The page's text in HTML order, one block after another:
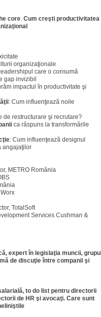
core. Cum creşti productivitatea
organizaţionale
care o consumă
gap invizibil
impactul în productivitate şi
: Cum influenţează noile
de restructurare şi recrutare?
ca răspuns la transformările
: Cum influenţează designul
angajaţilor
METRO România
TotalSoft
Services Cushman &
expert în legislaţia muncii, grupul
de discuţie între companii şi
to do list pentru directorii
de HR şi avocaţi. Care sunt